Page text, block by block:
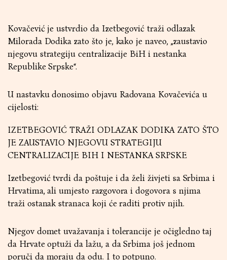
Kovačević je ustvrdio da Izetbegović traži odlazak
Milorada Dodika zato što je, kako je naveo, „zaustavio
njegovu strategiju centralizacije BiH i nestanka
Republike Srpske“.
U nastavku donosimo objavu Radovana Kovačevića u
cijelosti:
IZETBEGOVIĆ TRAŽI ODLAZAK DODIKA ZATO ŠTO
JE ZAUSTAVIO NJEGOVU STRATEGIJU
CENTRALIZACIJE BIH I NESTANKA SRPSKE
Izetbegović tvrdi da poštuje i da želi živjeti sa Srbima i
Hrvatima, ali umjesto razgovora i dogovora s njima
traži ostanak stranaca koji će raditi protiv njih.
Njegov domet uvažavanja i tolerancije je očigledno taj
da Hrvate optuži da lažu, a da Srbima još jednom
poruči da moraju da odu. I to potpuno.